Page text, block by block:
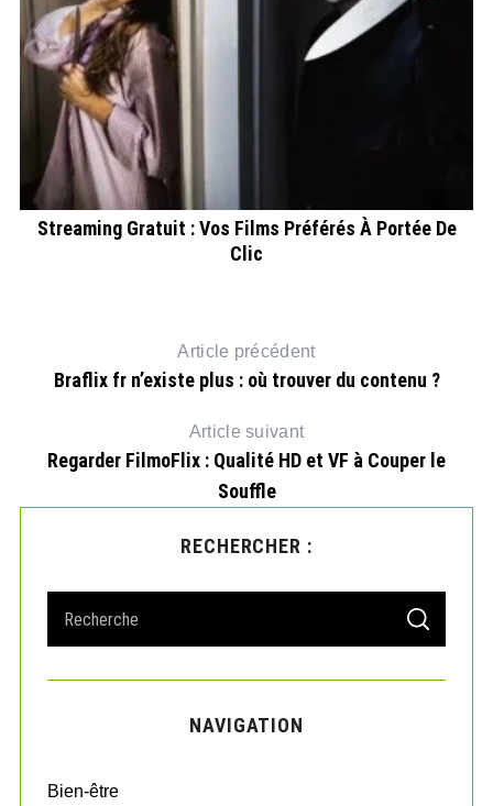
Streaming Gratuit : Vos Films Préférés À Portée De
Clic
Article précédent
Braflix fr n’existe plus : où trouver du contenu ?
Article suivant
Regarder FilmoFlix : Qualité HD et VF à Couper le
Souffle
RECHERCHER :
a
r
o
S
A
C
NAVIGATION
Bien-être